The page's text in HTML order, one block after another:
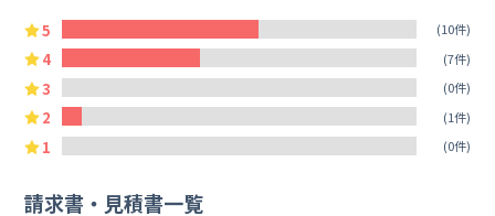
5 (10件)
4 (7件)
3 (0件)
2 (1件)
1 (0件)
請求書・見積書一覧